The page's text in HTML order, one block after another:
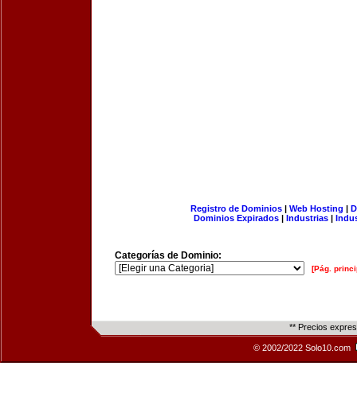
Registro de Dominios| Web Hosting |
Dominios Expirados | Industrias |
Categorías de Dominio:
[Pág.
** Precios
© 2002/2022 Solo10.com